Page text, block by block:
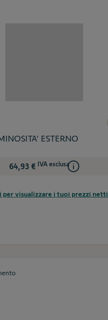
ESTERNO
64,93 € IVA esclusa
per visualizzare i tuoi prezzi netti